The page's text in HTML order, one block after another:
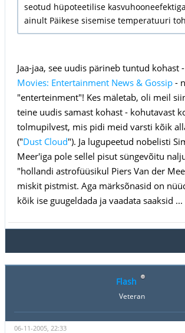
seotud hüpoteetilise
ainult Päikese sisemise temperatuuri
Jaa-jaa, see uudis pärineb tuntud kohast -
Movies: Entertainment News & Gossip-
"enterteinment"! Kes mäletab, oli meil
teine uudis samast kohast - kohutavast
tolmupilvest, mis pidi meid varsti kõik
("Dust Cloud"). Ja lugupeetud nobelisti
Meer'iga pole sellel pisut süngevõitu
"hollandi astrofüüsikul Piers Van der
miskit pistmist. Aga märksõnasid on
kõik ise guugeldada ja vaadata saaksid ...
Flash
Veteran
06-11-2005, 22:33